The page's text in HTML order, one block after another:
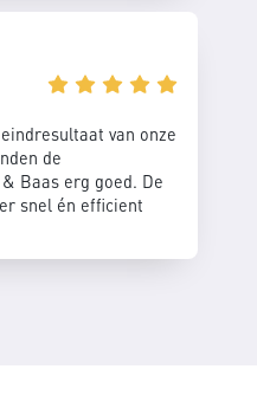
van onze
de
Baas erg goed. De
snel én efficient